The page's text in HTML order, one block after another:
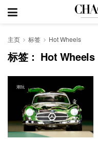
主页 标签 Hot Wheels
标签： Hot Wheels
潮玩